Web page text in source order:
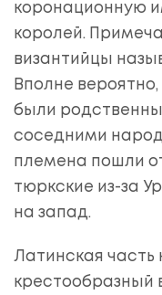
коронационную
королей.
византийцы
Вполне
были
соседними
племена пошли
тюркские из-за
на запад.
Латинская часть
крестообразный